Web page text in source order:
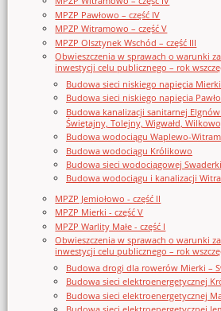
MPZP Pawłowo – część IV
MPZP Witramowo – część V
MPZP Olsztynek Wschód – część III
Obwieszczenia w sprawach o warunki
inwestycji celu publicznego – rok
Budowa sieci niskiego napięcia Mierki
Budowa sieci niskiego napięcia
Budowa kanalizacji sanitarnej
Świętajny, Tolejny, Wigwałd,
Budowa wodociągu Waplewo-
Budowa wodociągu Królikowo
Budowa sieci wodociągowej
Budowa wodociągu i kanalizacji
MPZP Jemiołowo - część II
MPZP Mierki - część V
MPZP Warlity Małe - część I
Obwieszczenia w sprawach o warunki
inwestycji celu publicznego – rok
Budowa drogi dla rowerów Mierki –
Budowa sieci elektroenergetycznej
Budowa sieci elektroenergetycznej